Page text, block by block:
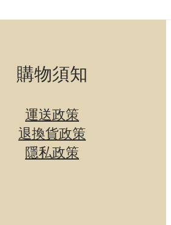
購物須知
運送政策
退換貨政策
隱私政策